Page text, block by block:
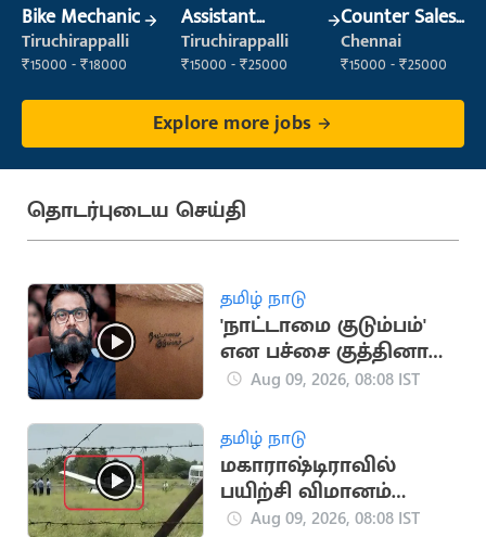
Bike Mechanic
Tiruchirappalli
₹15000 - ₹18000
Assistant
Manager
Tiruchirappalli
₹15000 - ₹25000
Counter Sales
Executive (Retail
Sales)
Chennai
₹15000 - ₹25000
Explore more jobs
தொடர்புடைய செய்தி
தமிழ் நாடு
'நாட்டாமை குடும்பம்'
என பச்சை குத்தினால்
என்னை சந்திக்கலாம்:
Aug 09, 2026, 08:08 IST
தமிழ் நாடு
மகாராஷ்டிராவில்
பயிற்சி விமானம்
விபத்து.. தீவிர
Aug 09, 2026, 08:08 IST